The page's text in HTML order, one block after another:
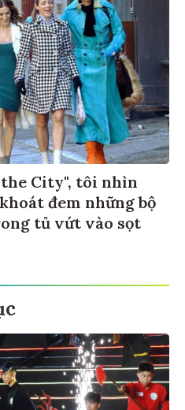
City", tôi nhìn
đem những bộ
tủ vứt vào sọt